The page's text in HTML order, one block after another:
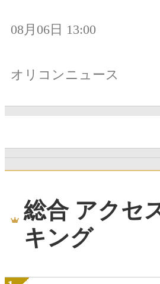
08月06日 13:00
オリコンニュース
総合 アクセ
キング